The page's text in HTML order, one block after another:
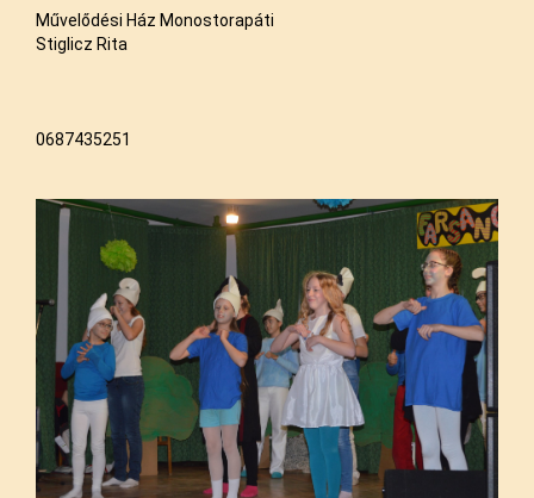
Művelődési Ház Monostorapáti
Stiglicz Rita
0687435251